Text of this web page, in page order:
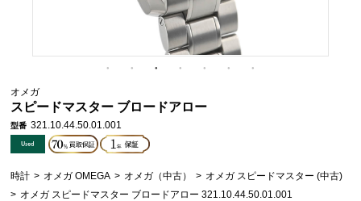
オメガ
スピードマスター ブロードアロー
型番 321.10.44.50.01.001
時計 > オメガ OMEGA > オメガ（中古） > オメガ スピードマスター (中古)
> オメガ スピードマスター ブロードアロー 321.10.44.50.01.001